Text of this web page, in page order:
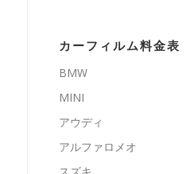
カーフィルム料金表
BMW
MINI
アウディ
アルファロメオ